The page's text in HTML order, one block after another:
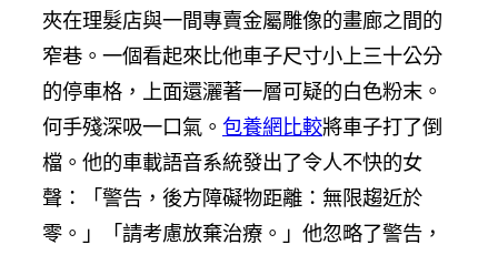
夾在理髮店與一間專賣金屬雕像的畫廊之間的
窄巷。一個看起來比他車子尺寸小上三十公分
的停車格，上面還灑著一層可疑的白色粉末。
何手殘深吸一口氣。 包養網比較將車子打了倒
檔。他的車載語音系統發出了令人不快的女
聲：「警告，後方障礙物距離：無限趨近於
零。」「請考慮放棄治療。」他忽略了警告，